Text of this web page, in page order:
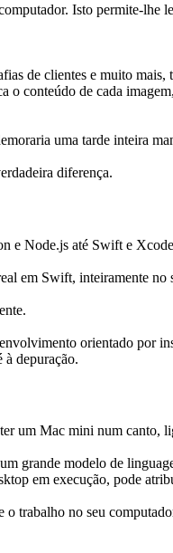
Isto permite-lhe
de clientes e muito
conteúdo de cada
uma tarde inteira
diferença.
e Node.js até Swift e
em Swift, inteiramente
orientado por
depuração.
um Mac mini num canto,
grande modelo de
em execução, pode
trabalho no seu